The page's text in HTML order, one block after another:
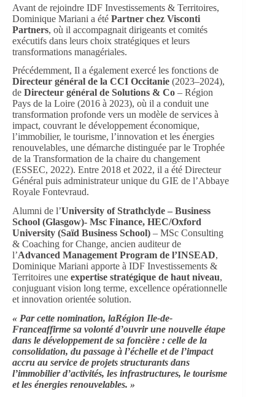
Avant de rejoindre IDF Investissements & Territoires,
Dominique Mariani a été Partner chez Visconti
Partners, où il accompagnait dirigeants et comités
exécutifs dans leurs choix stratégiques et leurs
transformations managériales.
Précédemment, Il a également exercé les fonctions de
Directeur général de la CCI Occitanie (2023–2024),
de Directeur général de Solutions & Co – Région
Pays de la Loire (2016 à 2023), où il a conduit une
transformation profonde vers un modèle de services à
impact, couvrant le développement économique,
l’immobilier, le tourisme, l’innovation et les énergies
renouvelables, une démarche distinguée par le Trophée
de la Transformation de la chaire du changement
(ESSEC, 2022). Entre 2018 et 2022, il a été Directeur
Général puis administrateur unique du GIE de l’Abbaye
Royale Fontevraud.
Alumni de l’University of Strathclyde – Business
School (Glasgow)- Msc Finance, HEC/Oxford
University (Saïd Business School) – MSc Consulting
& Coaching for Change, ancien auditeur de
l’Advanced Management Program de l’INSEAD,
Dominique Mariani apporte à IDF Investissements &
Territoires une expertise stratégique de haut niveau,
conjuguant vision long terme, excellence opérationnelle
et innovation orientée solution.
« Par cette nomination, laRégion Ile-de-
Franceaffirme sa volonté d’ouvrir une nouvelle étape
dans le développement de sa foncière : celle de la
consolidation, du passage à l’échelle et de l’impact
accru au service de projets structurants dans
l’immobilier d’activités, les infrastructures, le tourisme
et les énergies renouvelables. »